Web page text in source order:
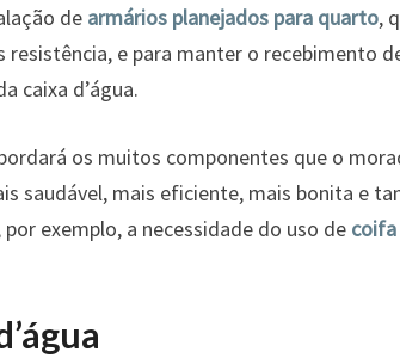
de armários planejados para quarto,
e para manter o recebimento
caixa d’água.
os muitos componentes que o
saudável, mais eficiente, mais bonita e
exemplo, a necessidade do uso de